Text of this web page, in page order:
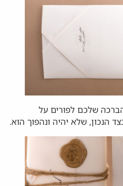
שלכם לפורים על
הנכון, שלא יהיה ונהפוך הוא.